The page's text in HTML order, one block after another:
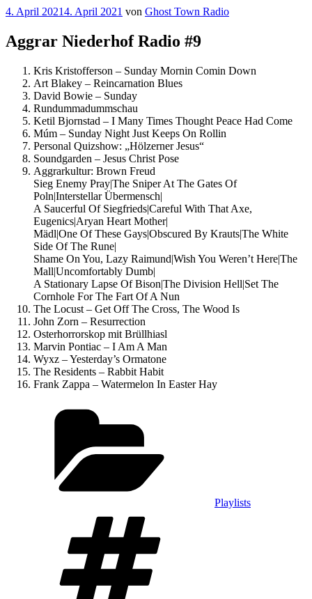
Veröffentlicht
4. April 20214. April 2021 von Ghost Town Radio
Aggrar Niederhof Radio #9
Kris Kristofferson – Sunday Mornin Comin Down
Art Blakey – Reincarnation Blues
David Bowie – Sunday
Rundummadummschau
Ketil Bjornstad – I Many Times Thought Peace Had Come
Múm – Sunday Night Just Keeps On Rollin
Personal Quizshow: „Hölzerner Jesus“
Soundgarden – Jesus Christ Pose
Aggrarkultur: Brown Freud
Sieg Enemy Pray|The Sniper At The Gates Of
Poln|Interstellar Übermensch|
A Saucerful Of Siegfrieds|Careful With That Axe,
Eugenics|Aryan Heart Mother|
Mädl|One Of These Gays|Obscured By Krauts|The White
Side Of The Rune|
Shame On You, Lazy Raimund|Wish You Weren’t Here|The
Mall|Uncomfortably Dumb|
A Stationary Lapse Of Bison|The Division Hell|Set The
Cornhole For The Fart Of A Nun
The Locust – Get Off The Cross, The Wood Is
John Zorn – Resurrection
Osterhorrorskop mit Brüllhiasl
Marvin Pontiac – I Am A Man
Wyxz – Yesterday’s Ormatone
The Residents – Rabbit Habit
Frank Zappa – Watermelon In Easter Hay
Playlists